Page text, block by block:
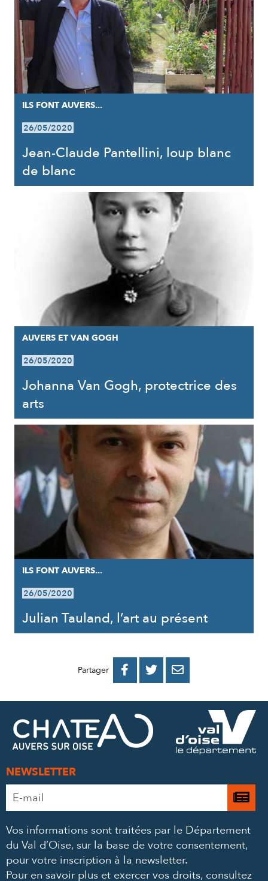
ILS FONT AUVERS...
26/05/2020
Jean-Claude Pantellini, loup blanc
de blanc
AUVERS ET VAN GOGH
26/05/2020
Johanna Van Gogh, protectrice des
arts
ILS FONT AUVERS...
26/05/2020
Julian Tauland, l’art au présent
Partager 
PARTAGER
FACEBOOK
PARTAGER
PARTAGER
MAIL
NEWSLETTER
Adresse
e-
*
Je
à
Vos informations sont traitées par le Département
du Val d’Oise, sur la base de votre consentement,
pour votre inscription à la newsletter.
Pour en savoir plus et exercer vos droits, consultez